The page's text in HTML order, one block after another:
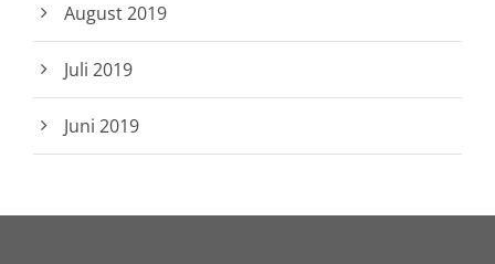
August 2019
Juli 2019
Juni 2019